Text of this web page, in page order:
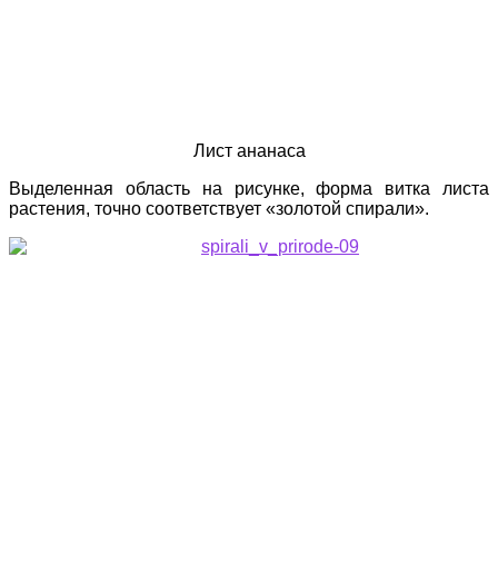
Лист ананаса
Выделенная область на рисунке, форма витка листа
растения, точно соответствует «золотой спирали».